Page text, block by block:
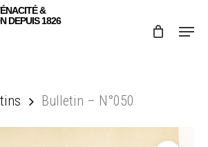
Menu
Bulletin – N°050